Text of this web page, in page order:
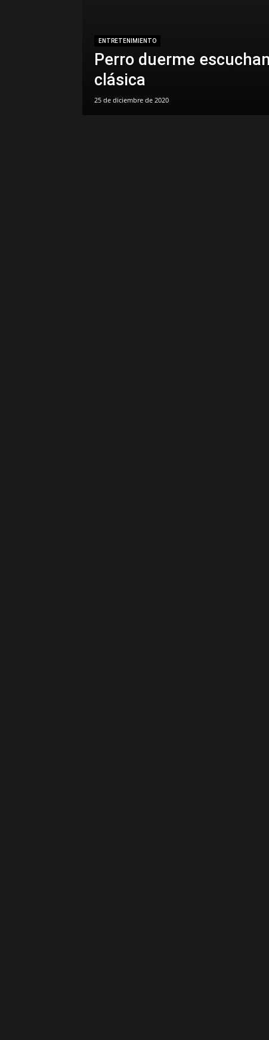
ENTRETENIMIENTO
Perro duerme
clásica
25 de diciembre de 2020